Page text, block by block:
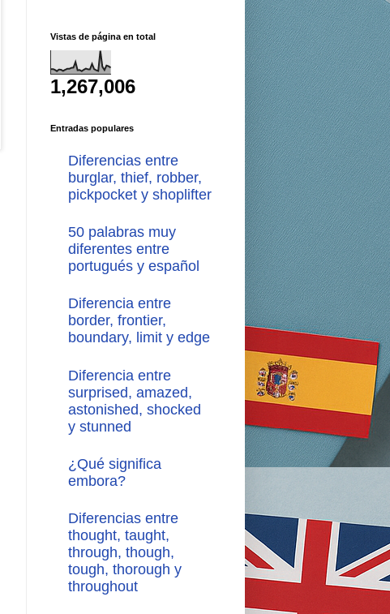
Vistas de página en total
1,267,006
Entradas populares
Diferencias entre
burglar, thief, robber,
pickpocket y shoplifter
50 palabras muy
diferentes entre
portugués y español
Diferencia entre
border, frontier,
boundary, limit y edge
Diferencia entre
surprised, amazed,
astonished, shocked
y stunned
¿Qué significa
embora?
Diferencias entre
thought, taught,
through, though,
tough, thorough y
throughout